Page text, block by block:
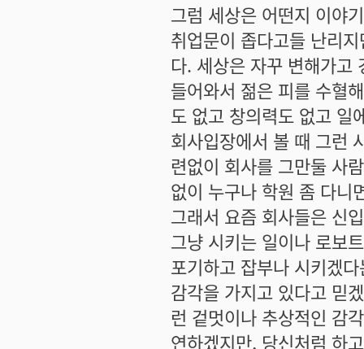
그럼 세상은 어떤지 이야
취업문이 좁다고들 난리
다. 세상은 자꾸 변해가고
들어와서 젊은 피를 수혈
도 없고 창의력도 없고 일
회사입장에서 볼 때 그런
련없이 회사를 그만둘 사
없이 누구나 학원 좀 다니
그래서 요즘 회사들은 신
그냥 시키는 일이나 로보
포기하고 잡부나 시키겠
감각을 가지고 있다고 믿
런 겉멋이나 추상적인 감
연하겠지만, 당신처럼 하